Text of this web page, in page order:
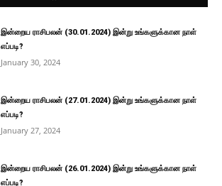
இன்றைய ராசிபலன் (30.01.2024) இன்று உங்களுக்கான நாள்
எப்படி?
January 30, 2024
இன்றைய ராசிபலன் (27.01.2024) இன்று உங்களுக்கான நாள்
எப்படி?
January 27, 2024
இன்றைய ராசிபலன் (26.01.2024) இன்று உங்களுக்கான நாள்
எப்படி?